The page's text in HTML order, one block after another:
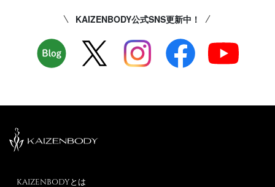
KAIZENBODY公式SNS更新中！
KAIZENBODYとは